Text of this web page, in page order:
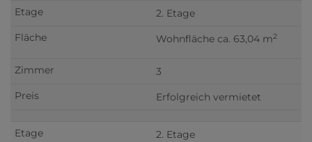
2. Etage
Wohnfläche ca. 63,04 m2
3
Erfolgreich vermietet
2. Etage